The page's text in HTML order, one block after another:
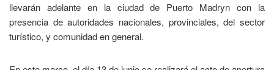
llevarán adelante en la ciudad de Puerto Madryn con la
presencia de autoridades nacionales, provinciales, del sector
turístico, y comunidad en general.